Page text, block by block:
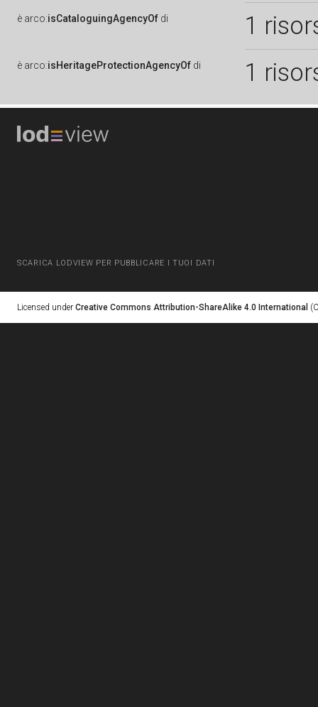
è arco:isCataloguingAgencyOf di 1
è arco:isHeritageProtectionAgencyOf di 1
SCARICA LODVIEW PER PUBBLICARE I TUOI DATI
Licensed under Creative Commons Attribution-ShareAlike 4.0 International